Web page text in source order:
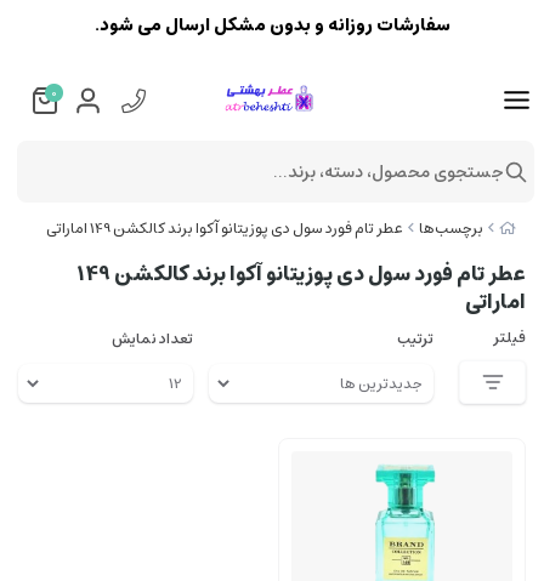
برچسب‌ها عطر تام فورد سول دی پوزیتانو آکوا برند کالکشن 149 اماراتی
عطر تام فورد سول دی پوزیتانو آکوا برند کالکشن 149
اماراتی
فیلتر ترتیب تعداد نمایش
سفارشات روزانه و بدون مشکل ارسال می شود.
0
جستجوی محصول، دسته، برند...